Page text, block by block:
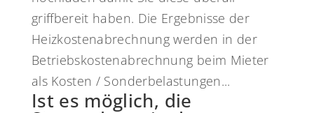
griffbereit haben. Die Ergebnisse der
Heizkostenabrechnung werden in der
Betriebskostenabrechnung beim Mieter
als Kosten / Sonderbelastungen...
Ist es möglich, die